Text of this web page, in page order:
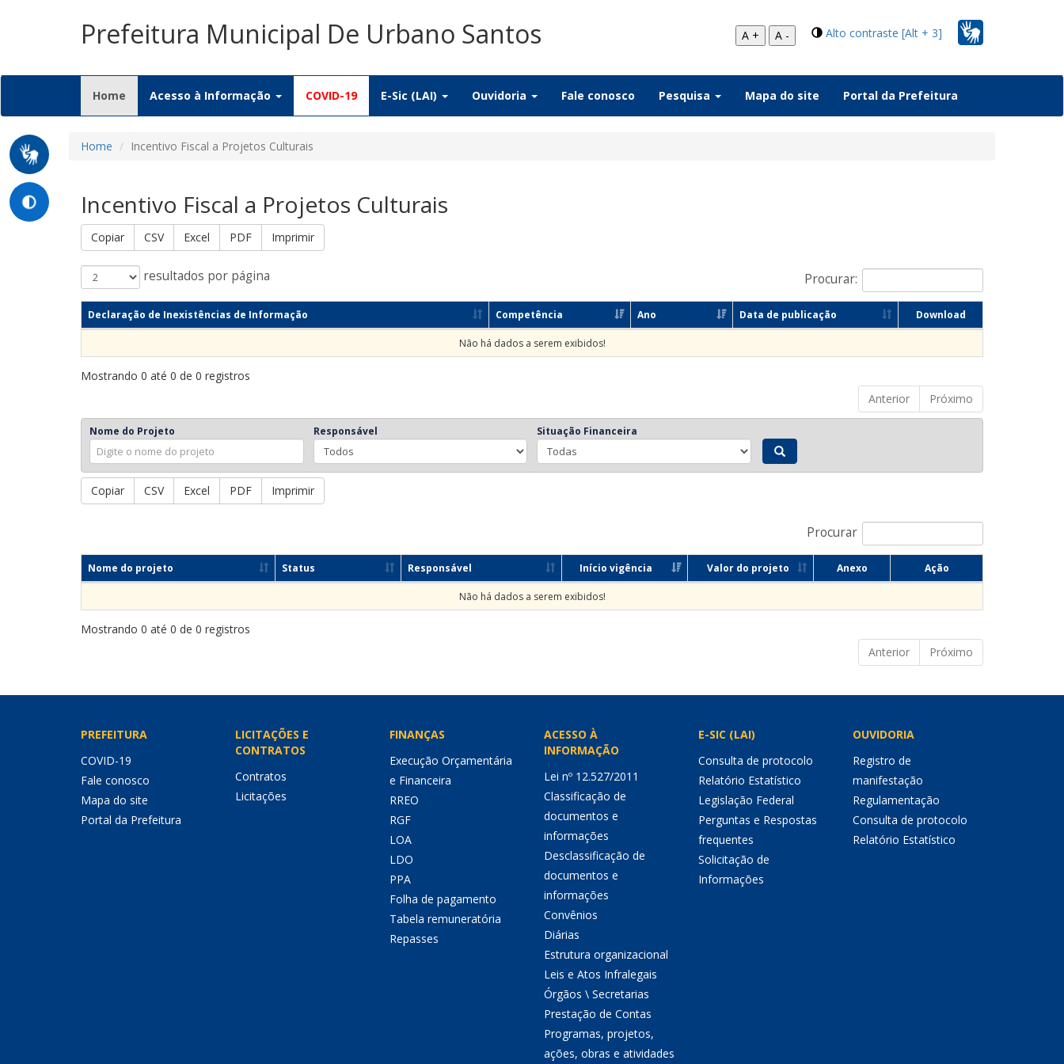
Prefeitura Municipal De Urbano Santos Alto contraste [Alt + 3]
A + A -
Home (current)
Acesso à Informação COVID-19 E-Sic (LAI) Ouvidoria Fale conosco Pesquisa Mapa do site Portal da Prefeitura
Home Incentivo Fiscal a Projetos Culturais
Incentivo Fiscal a Projetos Culturais
Copiar CSV Excel PDF Imprimir
resultados por página Procurar:
Declaração de Inexistências de Informação Competência Ano Data de publicação Download
Não há dados a serem exibidos!
Mostrando 0 até 0 de 0 registros
Anterior
Próximo
Nome do Projeto Responsável Situação Financeira
Copiar CSV Excel PDF Imprimir
Procurar
Nome do projeto Status Responsável Início vigência Valor do projeto Anexo Ação
Não há dados a serem exibidos!
Mostrando 0 até 0 de 0 registros
Anterior
Próximo
PREFEITURA
COVID-19
Fale conosco
Mapa do site
Portal da Prefeitura
LICITAÇÕES E
CONTRATOS
Contratos
Licitações
FINANÇAS
Execução Orçamentária
e Financeira
RREO
RGF
LOA
LDO
PPA
Folha de pagamento
Tabela remuneratória
Repasses
ACESSO À
INFORMAÇÃO
Lei nº 12.527/2011
Classificação de
documentos e
informações
Desclassificação de
documentos e
informações
Convênios
Diárias
Estrutura organizacional
Leis e Atos Infralegais
Órgãos \ Secretarias
Prestação de Contas
Programas, projetos,
ações, obras e atividades
E-SIC (LAI)
Consulta de protocolo
Relatório Estatístico
Legislação Federal
Perguntas e Respostas
frequentes
Solicitação de
Informações
OUVIDORIA
Registro de
manifestação
Regulamentação
Consulta de protocolo
Relatório Estatístico